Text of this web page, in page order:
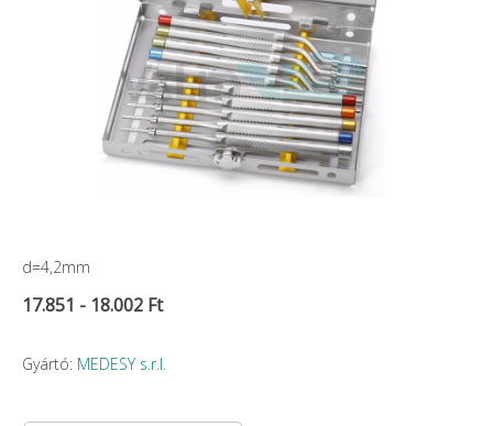
d=4,2mm
17.851 - 18.002 Ft
Gyártó: MEDESY s.r.l.